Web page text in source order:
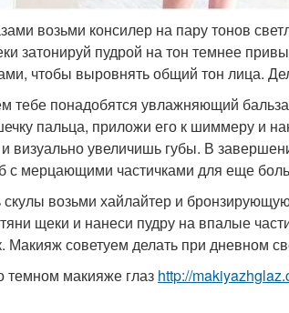
возьми консилер на пару тонов
затонируй пудрой на тон темнее
чтобы выровнять общий тон лица.
тебе понадобятся увлажняющий
пальца, приложи его к шиммеру и
визуально увеличишь губы. В
с мерцающими частичками для еще
возьми хайлайтер и
щеки и нанеси пудру на впалые
Макияж советуем делать при дневном
макияже глаз http://